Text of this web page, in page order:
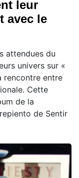
leur
avec le
attendues du
univers sur «
rencontre entre
Cette
de la
de Sentir